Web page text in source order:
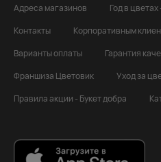
Адреса магазинов
Год в
Контакты
Корпоративным
Варианты оплаты
Гарантия
Франшиза Цветовик
Уход за
Правила акции - Букет добра